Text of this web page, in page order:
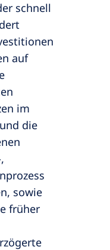
schnell
auf
im
die
sowie
früher